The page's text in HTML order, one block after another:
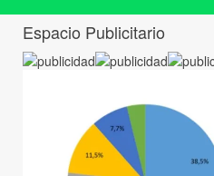
Espacio Publicitario